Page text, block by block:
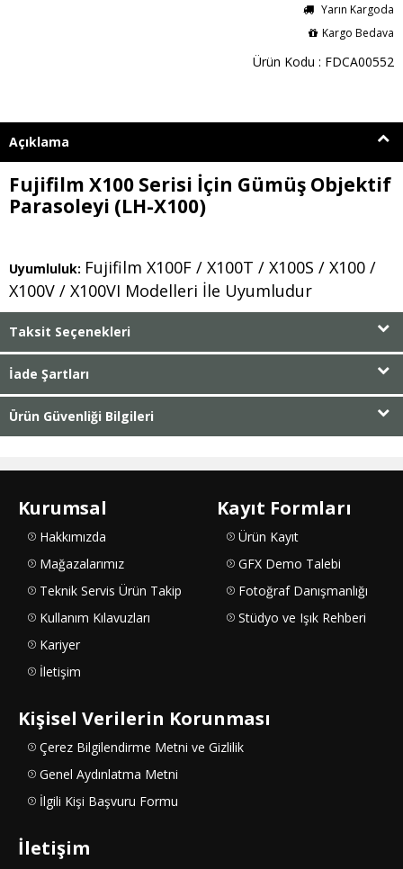
Yarın Kargoda
Kargo Bedava
Ürün Kodu : FDCA00552
Açıklama
Fujifilm X100 Serisi İçin Gümüş Objektif
Parasoleyi (LH-X100)
Uyumluluk: Fujifilm X100F / X100T / X100S / X100 /
X100V / X100VI Modelleri İle Uyumludur
Taksit Seçenekleri
İade Şartları
Ürün Güvenliği Bilgileri
Kurumsal
Hakkımızda
Mağazalarımız
Teknik Servis Ürün Takip
Kullanım Kılavuzları
Kariyer
İletişim
Kayıt Formları
Ürün Kayıt
GFX Demo Talebi
Fotoğraf Danışmanlığı
Stüdyo ve Işık Rehberi
Kişisel Verilerin Korunması
Çerez Bilgilendirme Metni ve Gizlilik
Genel Aydınlatma Metni
İlgili Kişi Başvuru Formu
İletişim